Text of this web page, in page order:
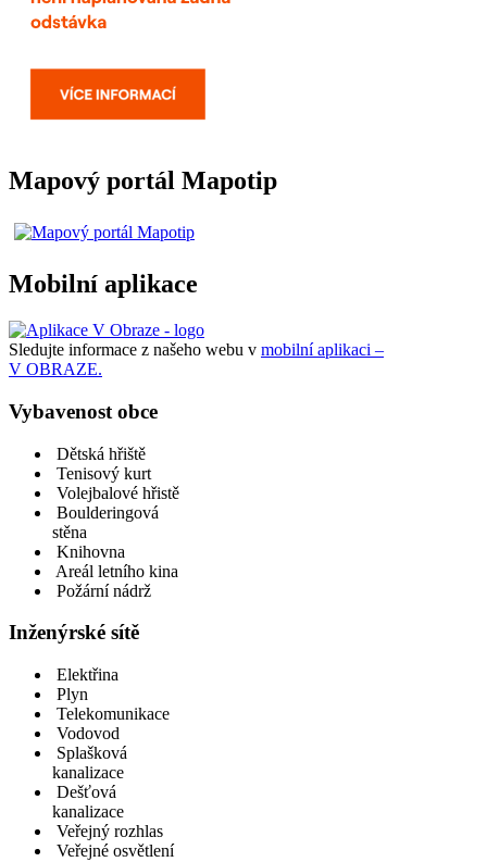
Mapový portál Mapotip
Mobilní aplikace
Sledujte informace z našeho webu v mobilní aplikaci –
V OBRAZE.
Vybavenost obce
Dětská hřiště
Tenisový kurt
Volejbalové hřistě
Boulderingová
stěna
Knihovna
Areál letního kina
Požární nádrž
Inženýrské sítě
Elektřina
Plyn
Telekomunikace
Vodovod
Splašková
kanalizace
Dešťová
kanalizace
Veřejný rozhlas
Veřejné osvětlení